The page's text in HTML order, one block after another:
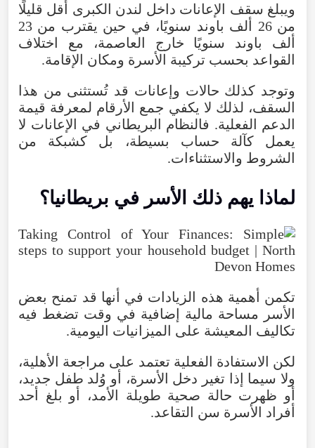
ويبلغ سقف الإعانات داخل لندن الكبرى أقل قليلًا
من 26 ألف باوند سنويًا، في حين يقترب من
ألف
باوند سنويًا خارج العاصمة، مع
اختلاف
القواعد بحسب تركيبة الأسرة ومكان الإقامة.
وتوجد كذلك حالات وإعانات قد تُستثنى من هذا
السقف، لذلك لا يكفي جمع الأرقام لمعرفة قيمة
الدعم
الفعلية. فالنظام البريطاني في الإعانات لا
يعمل
كآلة حساب بسيطة، بل كشبكة
من
الشروط والاستثناءات.
لماذا يهم ذلك الأسر في بريطانيا؟
تكمن أهمية هذه الزيادات في أنها قد تمنح بعض
الأسر
مساحة مالية إضافية في وقت تضغط فيه
تكاليف المعيشة على الميزانيات اليومية.
لكن الاستفادة الفعلية تعتمد على مراجعة الأهلية،
ولا سيما إذا تغير دخل الأسرة، أو وُلد طفل جديد،
أو ظهرت حالة صحية طويلة الأمد، أو بلغ
أحد
أفراد الأسرة سن التقاعد.